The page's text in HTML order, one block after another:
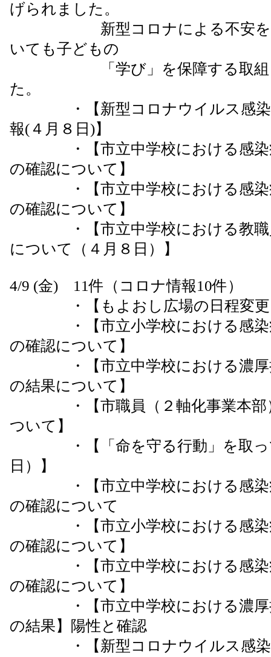
げられました。
新型コロナによる不安を解
いても子どもの
「学び」を保障する取組と
た。
・【新型コロナウイルス感染
報(４月８日)】
・【市立中学校における感染症
の確認について】
・【市立中学校における感染症
の確認について】
・【市立中学校における教職員
について（４月８日）】
4/9 (金) 11件（コロナ情報10件）
・【もよおし広場の日程変更
・【市立小学校における感染症
の確認について】
・【市立中学校における濃厚接
の結果について】
・【市職員（２軸化事業本部）
ついて】
・【「命を守る行動」を取っ
日）】
・【市立中学校における感染症
の確認について
・【市立小学校における感染症
の確認について】
・【市立中学校における感染症
の確認について】
・【市立中学校における濃厚接
の結果】陽性と確認
・【新型コロナウイルス感染